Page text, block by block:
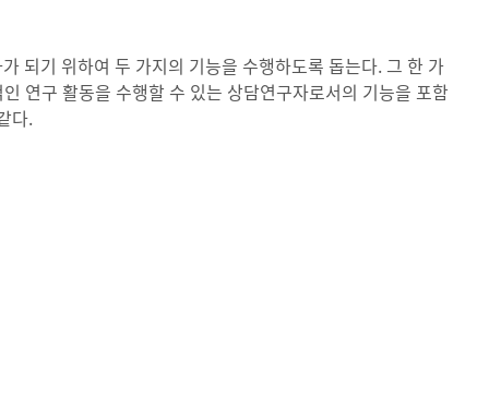
되기 위하여 두 가지의 기능을 수행하도록 돕는다. 그 한 가
연구 활동을 수행할 수 있는 상담연구자로서의 기능을 포함
다.